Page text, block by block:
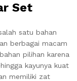
Set
satu bahan
berbagai macam
pilihan karena
kayunya kuat
memiliki zat